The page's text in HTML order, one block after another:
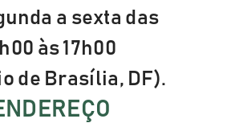
a sexta das
às 17h00
de Brasília, DF).